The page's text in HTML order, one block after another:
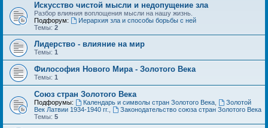
Искусство чистой мысли и недопущение зла
Разбор влияния воплощения мысли на нашу жизнь.
Подфорум:
Иерархия зла и способы борьбы с ней
Темы: 2
Лидерство - влияние на мир
Темы: 1
Философия Нового Мира - Золотого Века
Темы: 1
Cоюз стран Золотого Века
Подфорумы: Календарь и символы стран Золотого Века,
Золотой
Век Латвии 1934-1940 гг.
Законодательство союза стран Золотого Века
Темы: 5